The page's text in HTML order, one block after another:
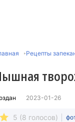
Рецепты
2023-01-26
5 (8 голосов)